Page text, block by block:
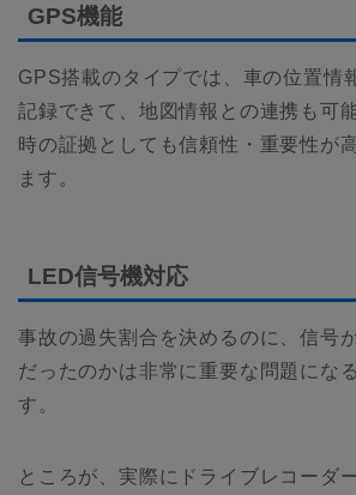
GPS機能
GPS搭載のタイプでは、車の位置情
記録できて、地図情報との連携も可
時の証拠としても信頼性・重要性が
ます。
LED信号機対応
事故の過失割合を決めるのに、信号
だったのかは非常に重要な問題にな
す。
ところが、実際にドライブレコーダ